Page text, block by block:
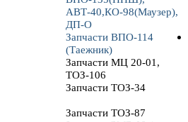
АВТ-40,КО-98(Маузер),
ДП-О
Запчасти ВПО-114
(Таежник)
Запчасти МЦ 20-01,
ТОЗ-106
Запчасти ТОЗ-34
Запчасти ТОЗ-87